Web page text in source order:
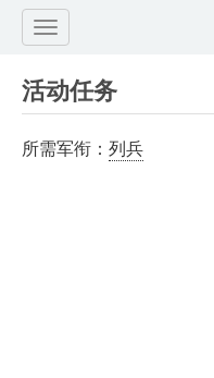
活动任务
所需军衔： 列兵